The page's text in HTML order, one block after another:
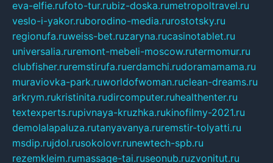
eva-elfie.rufoto-tur.rubiz-doska.rumetropoltravel.ru
veslo-i-yakor.ruborodino-media.rurostotsky.ru
regionufa.ruweiss-bet.ruzaryna.rucasinotablet.ru
universalia.ruremont-mebeli-moscow.rutermomur.ru
clubfisher.ruremstirufa.ruerdamchi.rudoramamama.ru
muraviovka-park.ruworldofwoman.ruclean-dreams.ru
arkrym.rukristinita.rudircomputer.ruhealthenter.ru
textexperts.rupivnaya-kruzhka.rukinofilmy-2021.ru
demolalapaluza.rutanyavanya.ruremstir-tolyatti.ru
msdip.rujdol.rusokolovr.runewtech-spb.ru
rezemkleim.rumassage-tai.ruseonub.ruzvonitut.ru